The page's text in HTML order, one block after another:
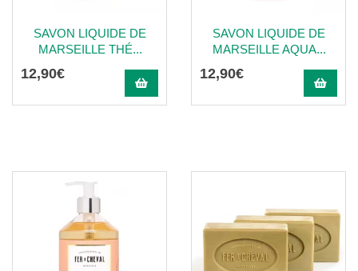
SAVON LIQUIDE DE
MARSEILLE THÉ...
12,90€
SAVON LIQUIDE DE
MARSEILLE AQUA...
12,90€